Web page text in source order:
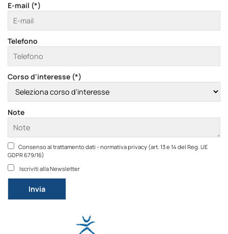
E-mail (*)
Telefono
Corso d'interesse (*)
Note
Consenso al trattamento dati - normativa privacy (art. 13 e 14 del Reg. UE
GDPR 679/16)
Iscriviti alla Newsletter